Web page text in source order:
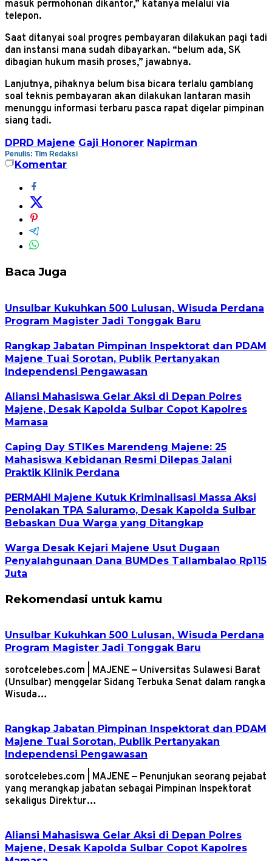
masuk permohonan dikantor,” katanya melalui via
telepon.
Saat ditanyai soal progres pembayaran dilakukan pagi tadi
dan instansi mana sudah dibayarkan. “belum ada, SK
dibagian hukum masih proses,” jawabnya.
Lanjutnya, pihaknya belum bisa bicara terlalu gamblang
soal teknis pembayaran akan dilakukan lantaran masih
menunggu informasi terbaru pasca rapat digelar pimpinan
siang tadi.
DPRD Majene Gaji Honorer Napirman
Penulis: Tim Redaksi
Komentar
Baca Juga
Unsulbar Kukuhkan 500 Lulusan, Wisuda Perdana
Program Magister Jadi Tonggak Baru
Rangkap Jabatan Pimpinan Inspektorat dan PDAM
Majene Tuai Sorotan, Publik Pertanyakan
Independensi Pengawasan
Aliansi Mahasiswa Gelar Aksi di Depan Polres
Majene, Desak Kapolda Sulbar Copot Kapolres
Mamasa
Caping Day STIKes Marendeng Majene: 25
Mahasiswa Kebidanan Resmi Dilepas Jalani
Praktik Klinik Perdana
PERMAHI Majene Kutuk Kriminalisasi Massa Aksi
Penolakan TPA Saluramo, Desak Kapolda Sulbar
Bebaskan Dua Warga yang Ditangkap
Warga Desak Kejari Majene Usut Dugaan
Penyalahgunaan Dana BUMDes Tallambalao Rp115
Juta
Rekomendasi untuk kamu
Unsulbar Kukuhkan 500 Lulusan, Wisuda Perdana
Program Magister Jadi Tonggak Baru
sorotcelebes.com | MAJENE — Universitas Sulawesi Barat
(Unsulbar) menggelar Sidang Terbuka Senat dalam rangka
Wisuda…
Rangkap Jabatan Pimpinan Inspektorat dan PDAM
Majene Tuai Sorotan, Publik Pertanyakan
Independensi Pengawasan
sorotcelebes.com | MAJENE — Penunjukan seorang pejabat
yang merangkap jabatan sebagai Pimpinan Inspektorat
sekaligus Direktur…
Aliansi Mahasiswa Gelar Aksi di Depan Polres
Majene, Desak Kapolda Sulbar Copot Kapolres